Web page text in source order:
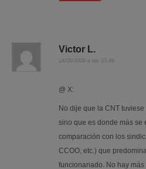
Victor L.
14/06/2009 a las 20:49
@ X:
No dije que la CNT
sino que es donde más se
comparación con los
CCOO, etc.) que
funcionariado. No hay